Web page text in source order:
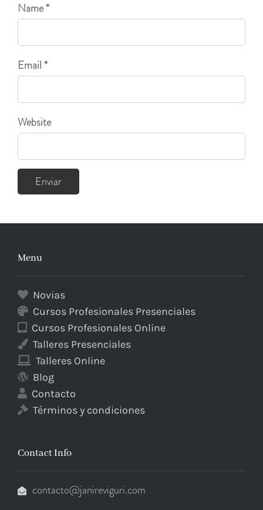
Name *
Email *
Website
Menu
Novias
Cursos Profesionales Presenciales
Cursos Profesionales Online
Talleres Presenciales
Talleres Online
Blog
Contacto
Términos y condiciones
Contact Info
contacto@janireviguri.com